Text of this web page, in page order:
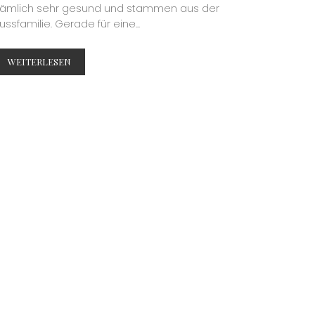
sehr gesund und stammen aus der
Gerade für eine...
WEITERLESEN